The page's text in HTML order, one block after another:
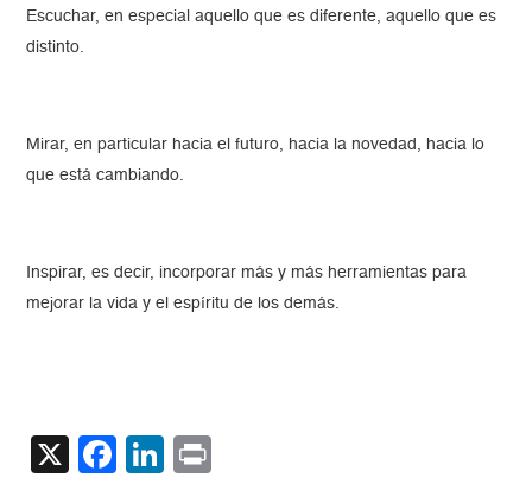
Escuchar, en especial aquello que es diferente, aquello que es
distinto.
Mirar, en particular hacia el futuro, hacia la novedad, hacia lo
que está cambiando.
Inspirar, es decir, incorporar más y más herramientas para
mejorar la vida y el espíritu de los demás.
X Facebook
LinkedIn